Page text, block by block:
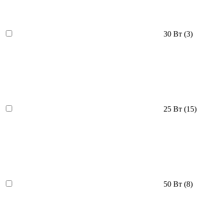
30 Вт (3)
25 Вт (15)
50 Вт (8)